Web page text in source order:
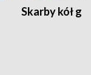
Skarby kół